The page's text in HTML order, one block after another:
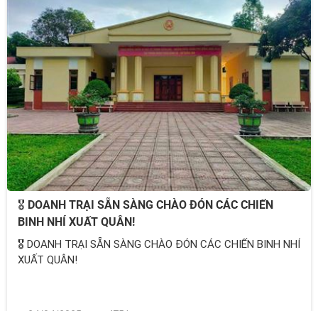
🎖️ DOANH TRẠI SẴN SÀNG CHÀO ĐÓN CÁC CHIẾN
BINH NHÍ XUẤT QUÂN!
🎖️ DOANH TRẠI SẴN SÀNG CHÀO ĐÓN CÁC CHIẾN BINH NHÍ
XUẤT QUÂN!